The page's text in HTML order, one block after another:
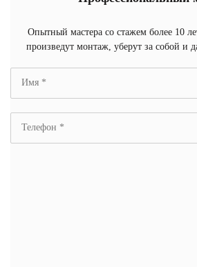
Опытный мастера со стажем более 10
произведут монтаж, уберут за собой и